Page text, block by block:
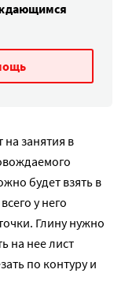
занятия в
будет взять в
у него
Глину нужно
на нее лист
по контуру и